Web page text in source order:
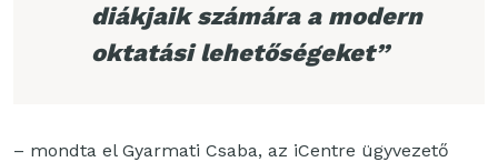
diákjaik számára a modern
oktatási lehetőségeket”
– mondta el Gyarmati Csaba, az iCentre ügyvezető